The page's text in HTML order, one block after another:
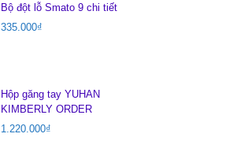
Bộ đột lỗ Smato 9 chi tiết
335.000₫
Hộp găng tay YUHAN
KIMBERLY ORDER
1.220.000₫